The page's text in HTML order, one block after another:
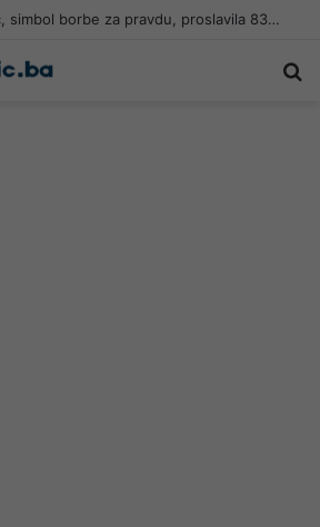
Nana Fata Orlović, simbol borbe za pravdu, proslavila 83. rođendan